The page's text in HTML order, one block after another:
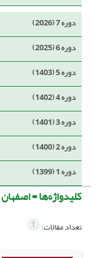
دوره 7 (2026)
دوره 6 (2025)
دوره 5 (1403)
دوره 4 (1402)
دوره 3 (1401)
دوره 2 (1400)
دوره 1 (1399)
کلیدواژه‌ها =اصفهان
تعداد مقالات: 1